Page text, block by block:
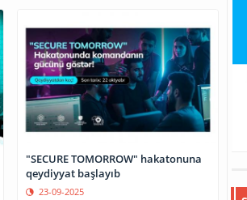
"SECURE TOMORROW" hakatonuna
qeydiyyat başlayıb
23-09-2025